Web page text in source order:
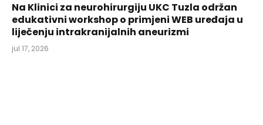
Na Klinici za neurohirurgiju UKC Tuzla održan
edukativni workshop o primjeni WEB uređaja u
liječenju intrakranijalnih aneurizmi
jul 17, 2026